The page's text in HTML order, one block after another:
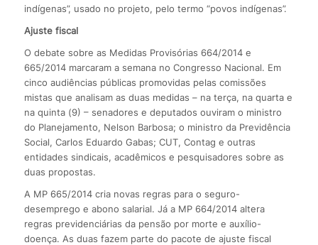
indígenas”, usado no projeto, pelo termo “povos indígenas”.
Ajuste fiscal
O debate sobre as Medidas Provisórias 664/2014 e
665/2014 marcaram a semana no Congresso Nacional. Em
cinco audiências públicas promovidas pelas comissões
mistas que analisam as duas medidas – na terça, na quarta e
na quinta (9) – senadores e deputados ouviram o ministro
do Planejamento, Nelson Barbosa; o ministro da Previdência
Social, Carlos Eduardo Gabas; CUT, Contag e outras
entidades sindicais, acadêmicos e pesquisadores sobre as
duas propostas.
A MP 665/2014 cria novas regras para o seguro-
desemprego e abono salarial. Já a MP 664/2014 altera
regras previdenciárias da pensão por morte e auxílio-
doença. As duas fazem parte do pacote de ajuste fiscal